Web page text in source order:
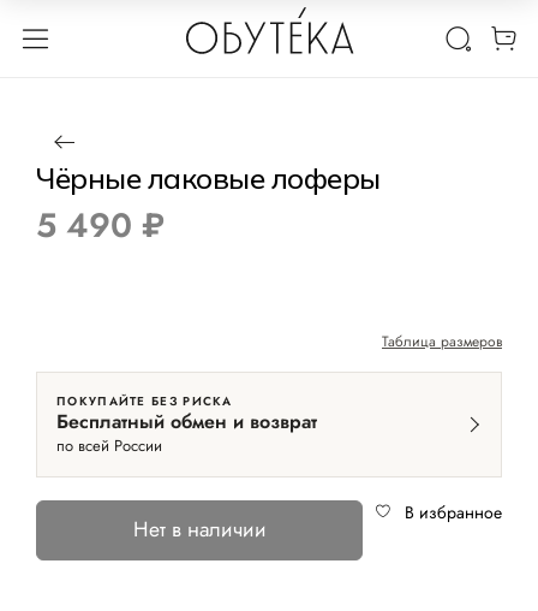
1 / 5
Чёрные лаковые лоферы
5 490 ₽
Таблица размеров
ПОКУПАЙТЕ БЕЗ РИСКА
Бесплатный обмен и возврат
по всей России
Нет в наличии
В избранное